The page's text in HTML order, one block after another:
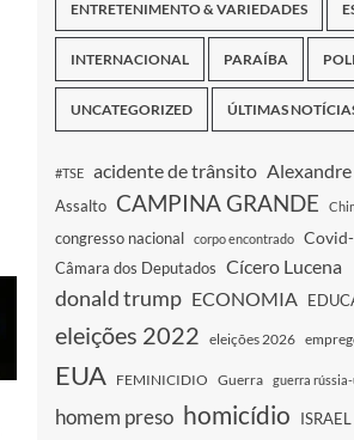
ENTRETENIMENTO & VARIEDADES
INTERNACIONAL PARAÍBA
UNCATEGORIZED ÚLTIMAS
#TSE acidente de trânsito
Assalto CAMPINA GRANDE
congresso nacional corpo encontrado
Câmara dos Deputados Cícero Lucena
donald trump ECONOMIA
eleições 2022 eleições 2026
EUA FEMINICIDIO Guerra guerra
homem preso homicídio ISRAEL